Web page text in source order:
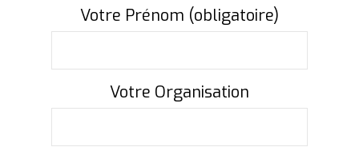
Votre Prénom (obligatoire)
Votre Organisation